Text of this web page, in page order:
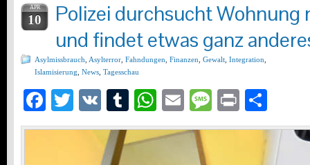
APR
10
Polizei durchsucht Wohnung
und findet etwas ganz
Asylmissbrauch Asylterror Fahndungen Finanzen Gewalt Integration
Islamisierung News Tagesschau
Facebook
Twitter
VK Tumblr
WhatsApp
EmailMessage
Print